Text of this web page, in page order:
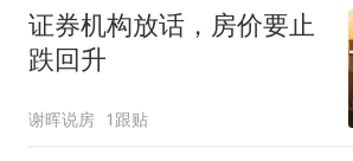
证券机构放话，房价要止
跌回升
谢晖说房 1跟贴